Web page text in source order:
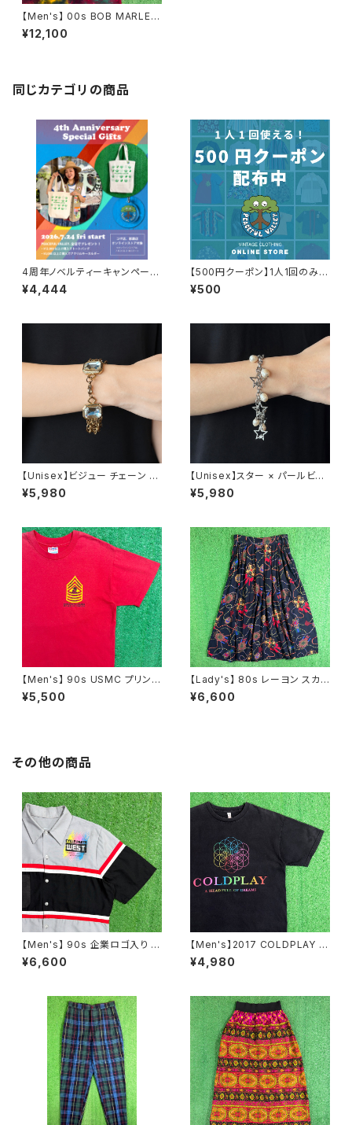
【Men's】 00s BOB MARLEY
タイダイ Tシャツ / 古着 ティー
シャツ T-Shirt レゲエ ボブマー
¥12,100
同じカテゴリの商品
4周年ノベルティーキャンペーン
開催中！
¥4,444
【500円クーポン】1人1回のみご
利用可能！
¥500
【Unisex】ビジュー チェーン ブ
レスレット / 古着 アクセサリー
N0737
¥5,980
【Unisex】スター × パールビー
ズ チャーム チェーン ブレスレッ
ト / 古着 アクセサリー N1109
¥5,980
【Men's】 90s USMC プリント
Tシャツ / アメリカ製 USA製 9
0年代 ティーシャツ T-Shirt 古
¥5,500
【Lady's】 80s レーヨン スカ
ーフ柄 スカート / 80年代 古着
レディース 総柄 2266
¥6,600
その他の商品
【Men's】 90s 企業ロゴ入り ワ
ークシャツ / アメリカ製 USA製
90年代 シャツ ワーク 古着 メン
¥6,600
【Men's】2017 COLDPLAY ツ
アー Tシャツ / 古着 ティーシャ
ツ T-Shirt バンド ロック 2279
¥4,980